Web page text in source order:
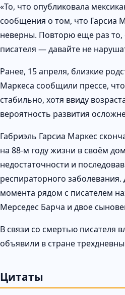
«То, что опубликовала
сообщения о том, что Гарсиа
неверны. Повторю еще раз
писателя — давайте не
Ранее, 15 апреля, близкие
Маркеса сообщили прессе,
стабильно, хотя ввиду
вероятность развития
Габриэль Гарсиа Маркес
на 88-м году жизни в своём
недостаточности и
респираторного
момента рядом с писателем
Мерседес Барча и двое
В связи со смертью писателя
объявили в стране
Цитаты